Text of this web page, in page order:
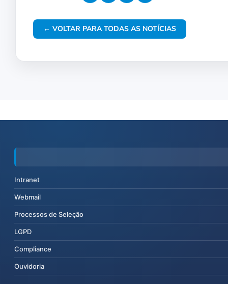
← VOLTAR PARA TODAS AS NOTÍCIAS
Intranet
Webmail
Processos de Seleção
LGPD
Compliance
Ouvidoria